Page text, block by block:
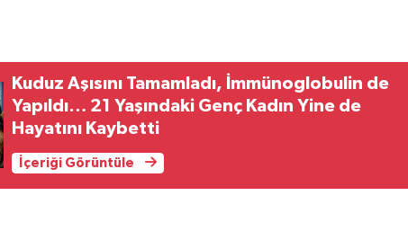
Kuduz Aşısını Tamamladı, İmmünoglobulin de
Yapıldı… 21 Yaşındaki Genç Kadın Yine de
Hayatını Kaybetti
İçeriği Görüntüle